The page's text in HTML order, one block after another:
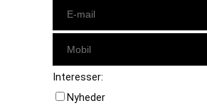
Interesser:
Nyheder